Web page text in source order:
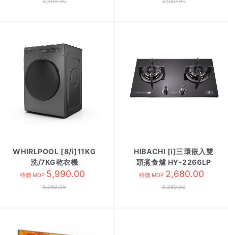
WHIRLPOOL [8/i]11KG
洗/7KG乾衣機
WWEB11702GG
特價 MOP 5,990.00
9,080.00
HIBACHI [i]三環嵌入雙
頭煮食爐 HY-2266LP
特價 MOP 2,680.00
3,380.00